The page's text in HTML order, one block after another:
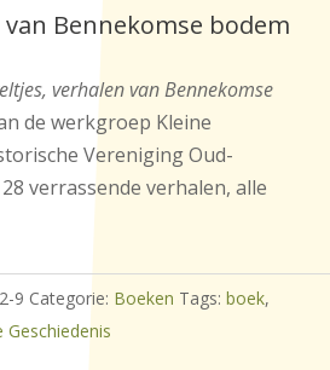
Bennekomse bodem
verhalen van Bennekomse
de werkgroep Kleine
Vereniging Oud-
verrassende verhalen, alle
9 Categorie: Boeken Tags: boek,
Geschiedenis